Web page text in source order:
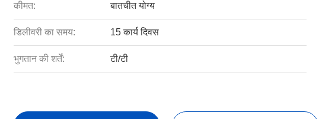
कीमत: बातचीत योग्य
डिलीवरी का समय: 15 कार्य दिवस
भुगतान की शर्तें: टी/टी